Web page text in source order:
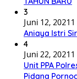
3
Juni 12, 2021
Aniaya Istri
4
Juni 22, 2021
Unit PPA
Pidana